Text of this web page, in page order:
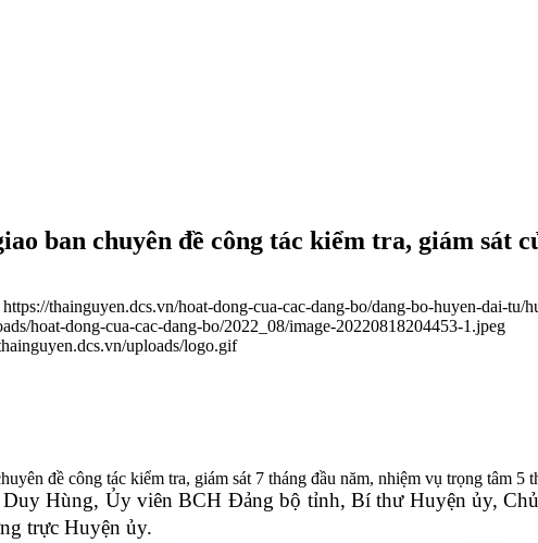
ban chuyên đề công tác kiểm tra, giám sát
https://thainguyen.dcs.vn/hoat-dong-cua-cac-dang-bo/dang-bo-huyen-dai-
hoat-dong-cua-cac-dang-bo/2022_08/image-20220818204453-1.jpeg
uploads/logo.gif
đề công tác kiểm tra, giám sát 7 tháng đầu năm, nhiệm vụ trọng tâm 5
Duy Hùng, Ủy viên BCH Đảng bộ tỉnh, Bí thư Huyện ủy,
trực Huyện ủy.